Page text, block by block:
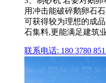
用冲击能破碎鹅卵石
可获得较为理想的成
石集料,更能满足建筑
联系电话: 180 3780